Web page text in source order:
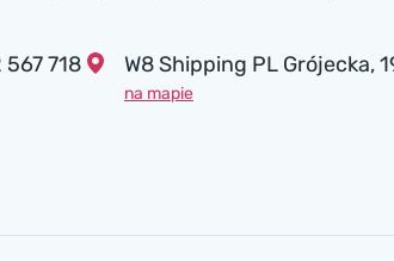
718 W8 Shipping PL Grójecka
na mapie